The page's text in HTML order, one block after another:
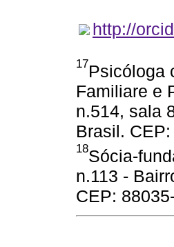
http://
17Psicóloga
Familiare e
n.514, sala
Brasil.
18Sócia-
n.113 -
CEP: